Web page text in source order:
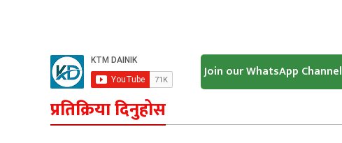
Join our WhatsApp Channel
प्रतिक्रिया दिनुहोस